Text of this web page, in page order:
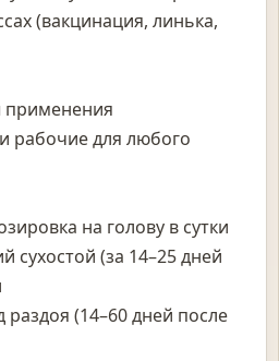
(вакцинация, линька,
рабочие для любого
на голову в сутки
сухостой (за 14–25 дней
(14–60 дней после